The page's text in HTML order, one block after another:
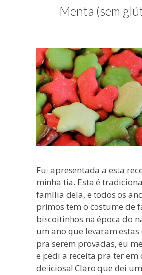
blogueiraMenta (sem
Fui apresentada a esta
minha tia. Esta é
família dela, e todos os
primos tem o costume de
biscoitinhos na época do
um ano que levaram estas
pra serem provadas, eu
e pedi a receita pra ter em
deliciosa! Claro que dei